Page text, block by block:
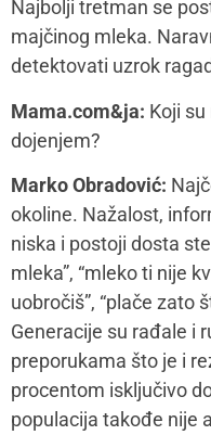
Najbolji tretman se
majčinog mleka.
detektovati uzrok
Mama.com&ja: Koji
dojenjem?
Marko Obradović:
okoline. Nažalost,
niska i postoji dosta
mleka”, “mleko ti nije
uobročiš”, “plače zato
Generacije su rađale i
preporukama što je i
procentom isključivo
populacija takođe nije